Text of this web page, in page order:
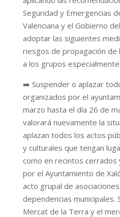
Seguridad y Emergencias
Valenciana y el Gobierno
adoptar las siguientes
riesgos de propagación
a los grupos
➡️ Suspender o aplazar
organizados por el
marzo hasta el día 26 de
valorará nuevamente la
aplazan todos los actos
y culturales que tengan
como en recintos cerrados
por el Ayuntamiento de
acto grupal de
dependencias municipales.
Mercat de la Terra y el